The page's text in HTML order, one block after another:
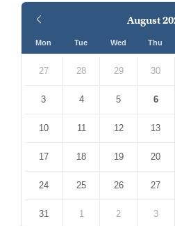
August
Month
Mon Tue Wed Thu
calendar
27 28 29 30
3 4 5 6
10 11 12 13
17 18 19 20
24 25 26 27
31 1 2 3